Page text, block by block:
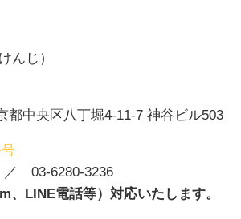
んじ）
都中央区八丁堀4-11-7 神谷ビル503
03-6280-3236
、LINE電話等）対応いたします。